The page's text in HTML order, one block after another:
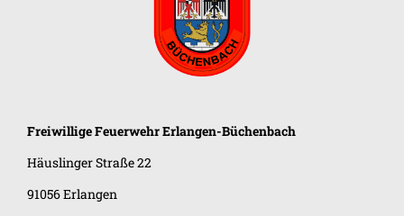
Freiwillige FeuerwehrErlangen-Büchenbach
Häuslinger Straße 22
91056 Erlangen